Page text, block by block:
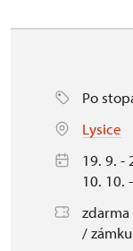
Po
Lysice
19. 9. -
10. 10.
/ zámku